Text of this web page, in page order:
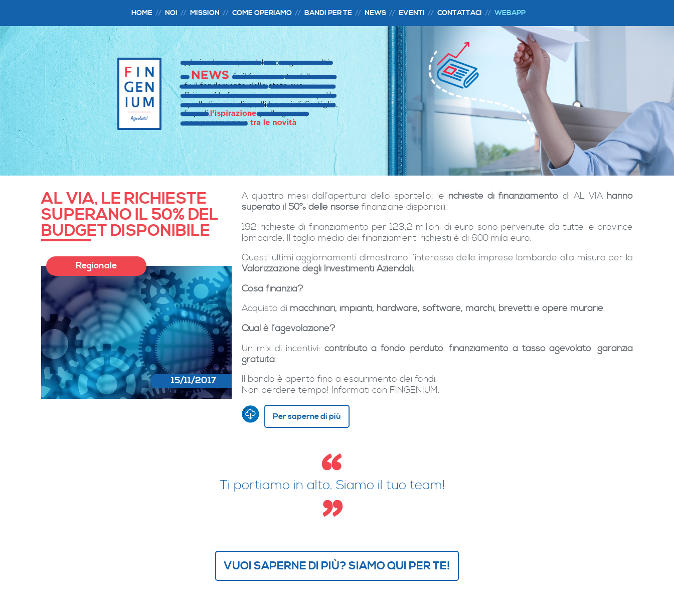
HOME NOI MISSION COME OPERIAMO BANDI PER TE NEWS EVENTI CONTATTACI WEBAPP
AL VIA, LE RICHIESTE
SUPERANO IL 50% DEL
BUDGET DISPONIBILE
Regionale
15/11/2017
A quattro mesi dall’apertura dello sportello, le richieste di finanziamento di AL VIA hanno
superato il 50% delle risorse finanziarie disponibili.
192 richieste di finanziamento per 123,2 milioni di euro sono pervenute da tutte le province
lombarde. Il taglio medio dei finanziamenti richiesti è di 600 mila euro.
Questi ultimi aggiornamenti dimostrano l’interesse delle imprese lombarde alla misura per la
Valorizzazione degli Investimenti Aziendali.
Cosa finanzia?
Acquisto di macchinari, impianti, hardware, software, marchi, brevetti e opere murarie.
Qual è l’agevolazione?
Un mix di incentivi: contributo a fondo perduto,finanziamento a tasso agevolato,garanzia
gratuita.
Il bando è aperto fino a esaurimento dei fondi.
Non perdere tempo! Informati con FINGENIUM.
Per saperne di più
Ti portiamo in alto. Siamo il tuo team!
VUOI SAPERNE DI PIÙ? SIAMO QUI PER TE!